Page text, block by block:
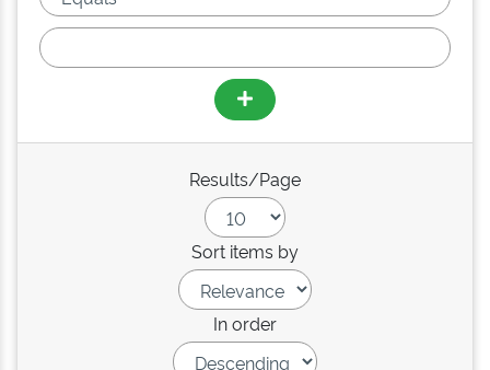
Results/Page
Sort items by
In order